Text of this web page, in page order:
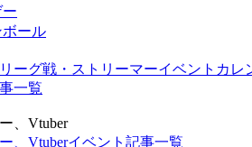
ボール
ーグ戦・ストリーマーイベントカレ
一覧
、Vtuber
、Vtuberイベント記事一覧